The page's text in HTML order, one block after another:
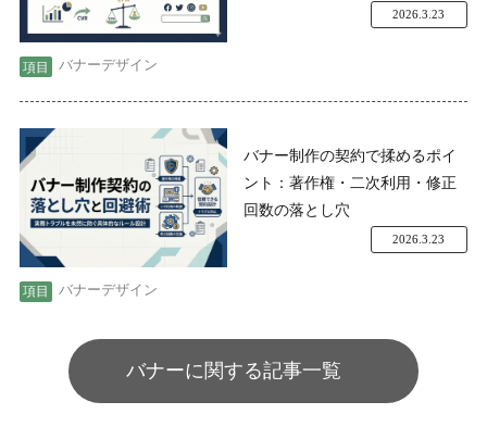
バナーデザイン
2026.3.23
バナー制作の契約で揉めるポイ
ント：著作権・二次利用・修正
回数の落とし穴
バナーデザイン
2026.3.23
バナーに関する記事一覧